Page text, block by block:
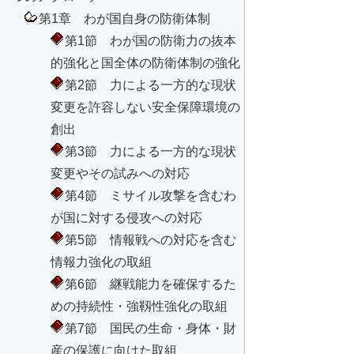
第1章 わが国自身の防衛体制
第1節 わが国の防衛力の抜本
的強化と国全体の防衛体制の強化
第2節 力による一方的な現状
変更を許容しない安全保障環境の
創出
第3節 力による一方的な現状
変更やその試みへの対応
第4節 ミサイル攻撃を含むわ
が国に対する侵攻への対応
第5節 情報戦への対応を含む
情報力強化の取組
第6節 継戦能力を確保するた
めの持続性・強靱性強化の取組
第7節 国民の生命・身体・財
産の保護に向けた取組